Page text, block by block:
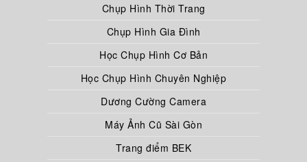
Chụp Hình Thời Trang
Chụp Hình Gia Đình
Học Chụp Hình Cơ Bản
Học Chụp Hình Chuyên Nghiệp
Dương Cường Camera
Máy Ảnh Cũ Sài Gòn
Trang điểm BEK